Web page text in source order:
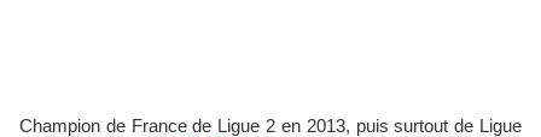
Champion de France de Ligue 2 en 2013, puis surtout de Ligue